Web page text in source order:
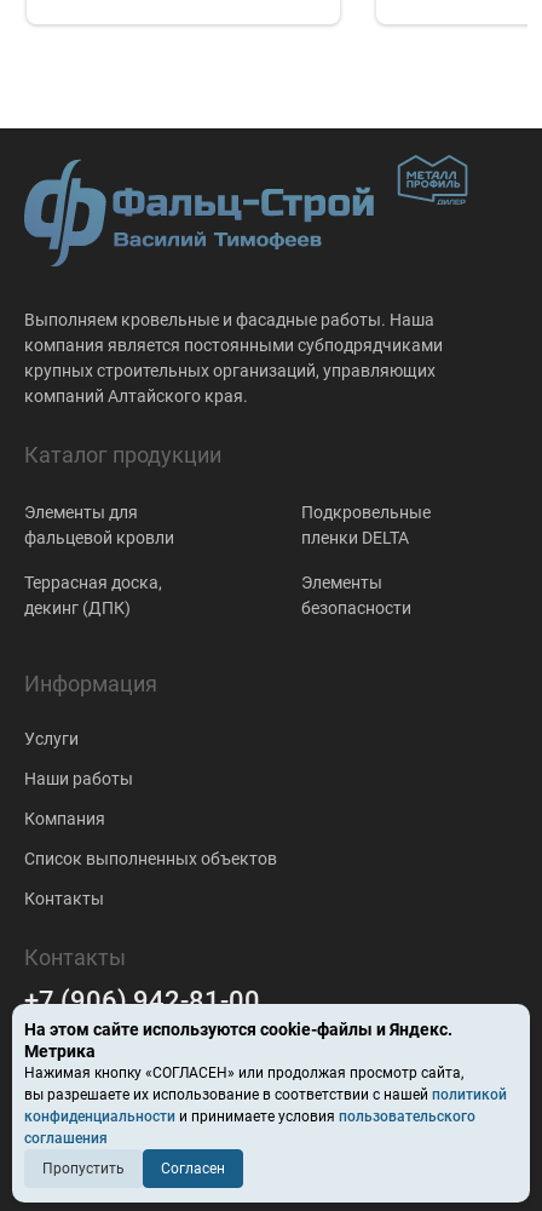
Выполняем кровельные и фасадные работы. Наша
компания является постоянными субподрядчиками
крупных строительных организаций, управляющих
компаний Алтайского края.
Каталог продукции
Элементы для
фальцевой кровли
Террасная доска,
декинг (ДПК)
Подкровельные
пленки DELTA
Элементы
безопасности
Информация
Услуги
Наши работы
Компания
Список выполненных объектов
Контакты
Контакты
+7 (906) 942-81-00
falc-stroy@mail.ru
Барнаул
ул. Ползунова, здание 57В
На этом сайте используются cookie-файлы и Яндекс.
Метрика
Нажимая кнопку «СОГЛАСЕН» или продолжая просмотр сайта,
вы разрешаете их использование в соответствии с нашей политикой
конфиденциальности и принимаете условия пользовательского
соглашения
Пропустить
Согласен